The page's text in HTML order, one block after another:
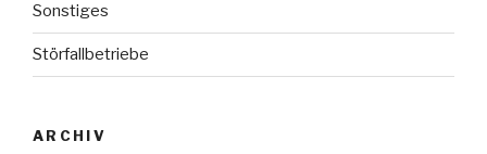
Sonstiges
Störfallbetriebe
ARCHIV